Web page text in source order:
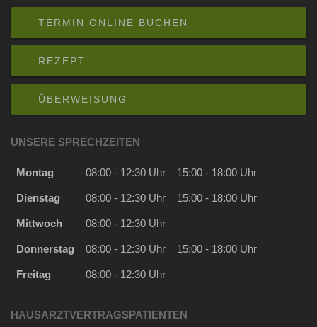
TERMIN ONLINE BUCHEN
REZEPT
ÜBERWEISUNG
UNSERE SPRECHZEITEN
Montag 08:00 - 12:30 Uhr 15:00 - 18:00 Uhr
Dienstag 08:00 - 12:30 Uhr 15:00 - 18:00 Uhr
Mittwoch 08:00 - 12:30 Uhr
Donnerstag 08:00 - 12:30 Uhr 15:00 - 18:00 Uhr
Freitag 08:00 - 12:30 Uhr
HAUSARZTVERTRAGSPATIENTEN